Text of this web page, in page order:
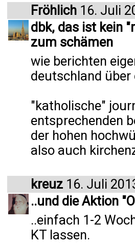
Fröhlich 16. Juli
dbk, das ist kein
zum schämen
wie berichten
deutschland über
"katholische"
entsprechenden
der hohen
also auch
kreuz 16. Juli
..und die Aktion
..einfach 1-2
KT lassen.